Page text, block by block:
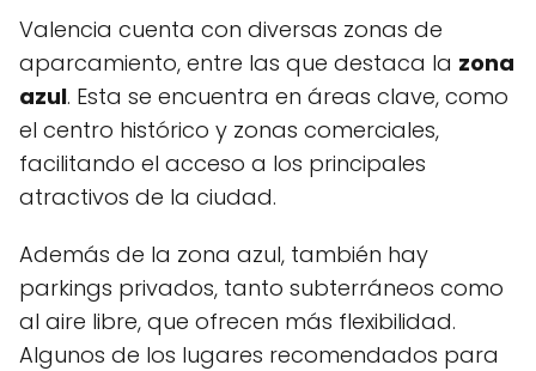
Valencia cuenta con diversas zonas de
aparcamiento, entre las que destaca la zona
azul. Esta se encuentra en áreas clave, como
el centro histórico y zonas comerciales,
facilitando el acceso a los principales
atractivos de la ciudad.
Además de la zona azul, también hay
parkings privados, tanto subterráneos como
al aire libre, que ofrecen más flexibilidad.
Algunos de los lugares recomendados para